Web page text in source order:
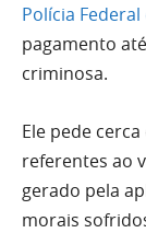
Polícia
pagamento
criminosa.
Ele pede
referentes ao
gerado pela
morais